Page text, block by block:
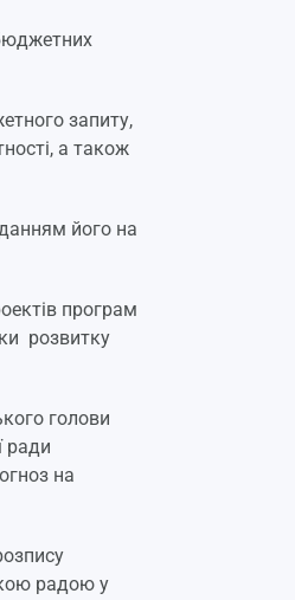
запиту,
а також
його на
програм
розвитку
голови
ради
на
радою у